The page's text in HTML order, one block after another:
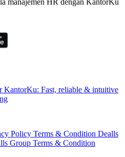
KantorKu: Fast, reliable & intuitive
Policy Terms & Condition Dealls
Group Terms & Condition